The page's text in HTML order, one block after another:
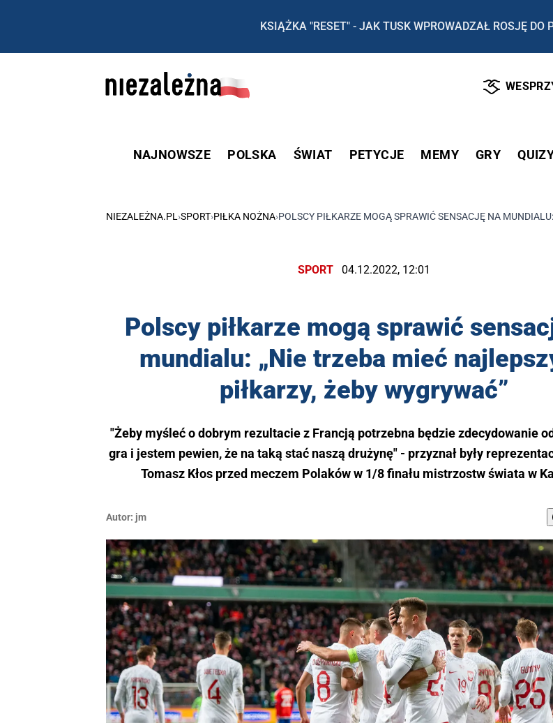
KSIĄŻKA "RESET" - JAK TUSK WPROWADZAŁ ROSJĘ DO
NAJNOWSZE POLSKA ŚWIAT PETYCJE MEMY GRY
NIEZALEŻNA.PL ›SPORT›PIŁKA NOŻNA›POLSCY PIŁKARZE MOGĄ SPRAWIĆ SENSACJĘ NA
SPORT 04.12.2022, 12:01
Polscy piłkarze mogą sprawić
mundialu: „Nie trzeba mieć
piłkarzy, żeby wygrywać”
"Żeby myśleć o dobrym rezultacie z Francją potrzebna będzie zdecydowanie
gra i jestem pewien, że na taką stać naszą drużynę" - przyznał były
Tomasz Kłos przed meczem Polaków w 1/8 finału mistrzostw świata w
Autor: jm